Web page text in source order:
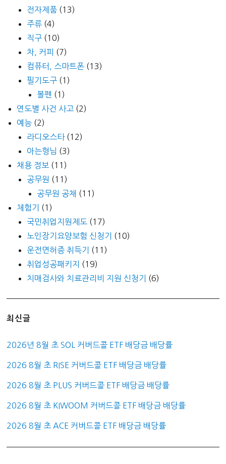
전자제품 (13)
주류 (4)
직구 (10)
차, 커피 (7)
컴퓨터, 스마트폰 (13)
필기도구 (1)
볼펜 (1)
연도별 사건 사고 (2)
예능 (2)
라디오스타(12)
아는형님 (3)
채용 정보 (11)
공무원 (11)
공무원 공채 (11)
체험기
(1)
국민취업지원제도 (17)
노인장기요양보험 신청기
(10)
운전면허증 취득기
(11)
취업성공패키지
(19)
치매검사와 치료관리비 지원 신청기
(6)
최신글
2026년 8월 초 SOL 커버드콜 ETF 배당금 배당률
2026 8월 초 RISE 커버드콜 ETF 배당금 배당률
2026 8월 초 PLUS 커버드콜 ETF 배당금 배당률
2026 8월 초 KIWOOM 커버드콜 ETF 배당금 배당률
2026 8월 초 ACE 커버드콜 ETF 배당금 배당률